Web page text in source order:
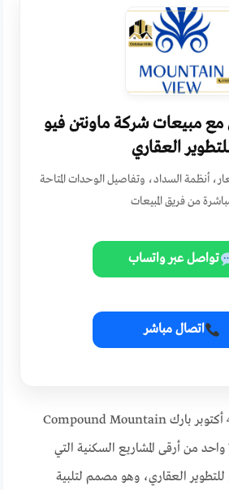
مع مبيعات شركة ماونتن فيو
العقاري
أنظمة السداد، وتفاصيل الوحدات المتاحة
من فريق المبيعات
تواصل عبر واتساب
اتصال مباشر
يُعد كمبوند ماونتن فيو 4 أكتوبر بارك Compound Mountain
View 4 October Park واحد من أرقى المشاريع السكنية التي
العقاري، وهو مصمم لتلبية